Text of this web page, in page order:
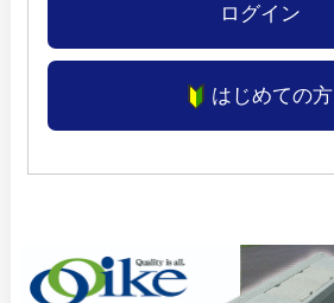
ログイン
はじめての方